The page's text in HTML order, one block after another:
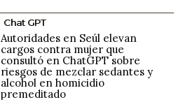
Chat GPT
Autoridades en Seúl elevan
cargos contra mujer que
consultó en ChatGPT sobre
riesgos de mezclar sedantes y
alcohol en homicidio
premeditado